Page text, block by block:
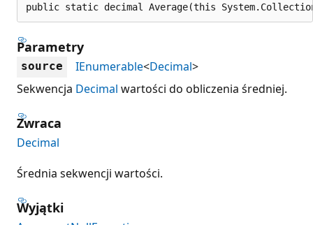
public static decimal Average(this
Parametry
source IEnumerable<Decimal>
Sekwencja Decimal wartości do obliczenia średniej.
Zwraca
Decimal
Średnia sekwencji wartości.
Wyjątki